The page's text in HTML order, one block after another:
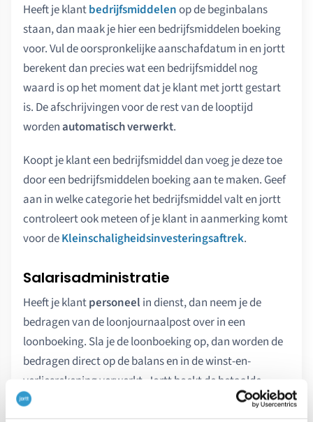
Heeft je klantbedrijfsmiddelenop de beginbalans
staan, dan maak je hier een bedrijfsmiddelen boeking
voor. Vul de oorspronkelijke aanschafdatum in en jortt
berekent dan precies wat een bedrijfsmiddel nog
waard is op het moment dat je klant met jortt gestart
is. De afschrijvingen voor de rest van de looptijd
wordenautomatisch verwerkt.
Koopt je klant een bedrijfsmiddel dan voeg je deze toe
door een bedrijfsmiddelen boeking aan te maken. Geef
aan in welke categorie het bedrijfsmiddel valt en jortt
controleert ook meteen of je klant in aanmerking komt
voor deKleinschaligheidsinvesteringsaftrek.
Salarisadministratie
Heeft je klantpersoneel in dienst, dan neem je de
bedragen van de loonjournaalpost over in een
loonboeking. Sla je de loonboeking op, dan worden de
bedragen direct op de balans en in de winst-en-
verliesrekening verwerkt. Jortt boekt de betaalde
loonbelasting automatisch. Het menu- onderdeel